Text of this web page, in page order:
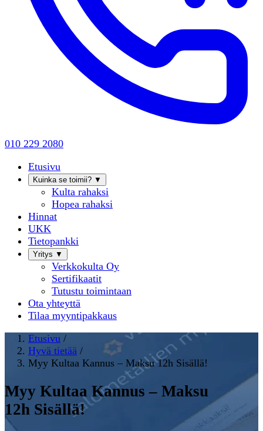
010 229 2080
Etusivu
Kuinka se toimii? ▼
Kulta rahaksi
Hopea rahaksi
Hinnat
UKK
Tietopankki
Yritys ▼
Verkkokulta Oy
Sertifikaatit
Tutustu toimintaan
Ota yhteyttä
Tilaa myyntipakkaus
Etusivu /
Hyvä tietää /
Myy Kultaa Kannus – Maksu 12h Sisällä!
Myy Kultaa Kannus – Maksu
12h Sisällä!